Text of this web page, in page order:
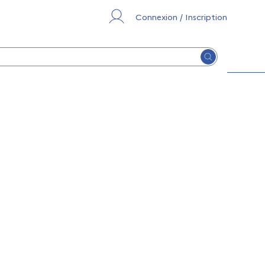
Connexion / Inscription
Lancer la